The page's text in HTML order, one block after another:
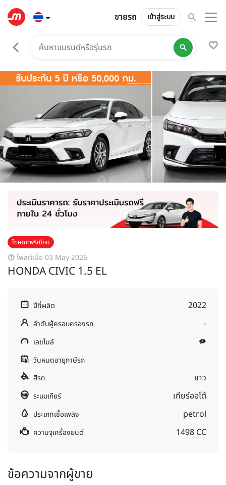
ขายรถ เข้าสู่ระบบ
โฆษณาพรีเมียม
โพสต์เมื่อ 03 May 2026
HONDA CIVIC 1.5 EL
ปีที่ผลิต 2022
ลำดับผู้ครอบครองรถ -
เลขไมล์
วันหมดอายุภาษีรถ
สีรถ
ขาว
ระบบเกียร์ เกียร์ออโต้
ประเภทเชื้อเพลิง petrol
ความจุเครื่องยนต์ 1498 CC
ข้อความจากผู้ขาย